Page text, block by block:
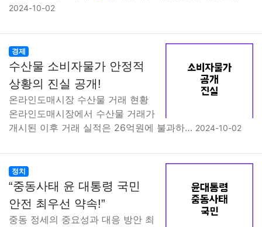
2024-10-02
경제
수산물 소비자물가 안정적
상황의 진실 공개!
온라인도매시장 수산물 거래 현황
온라인도매시장에서 수산물 거래가
개시된 이후 거래 실적은 26억원에 불과하… 2024-10-02
정치
“중동사태 윤 대통령 국민
안전 최우선 약속!”
중동 정세의 중요성과 대응 방안 최